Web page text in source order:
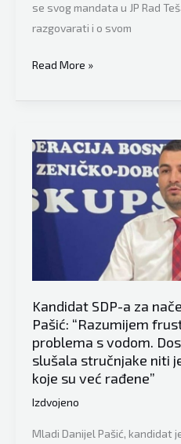
se svog mandata u JP Rad
razgovarati i o svom
Kandidat
Naprijed
načelnika
Tešnja
Adnan
Lihić:
pokazuje
da
mi
je
preči
razvoj
općine
Read More »
Kandidat SDP-a za
Pašić: “Razumijem
problema s vodom.
slušala stručnjake niti
koje su već rađene”
Izdvojeno
Mladi Danijel Pašić, kandidat